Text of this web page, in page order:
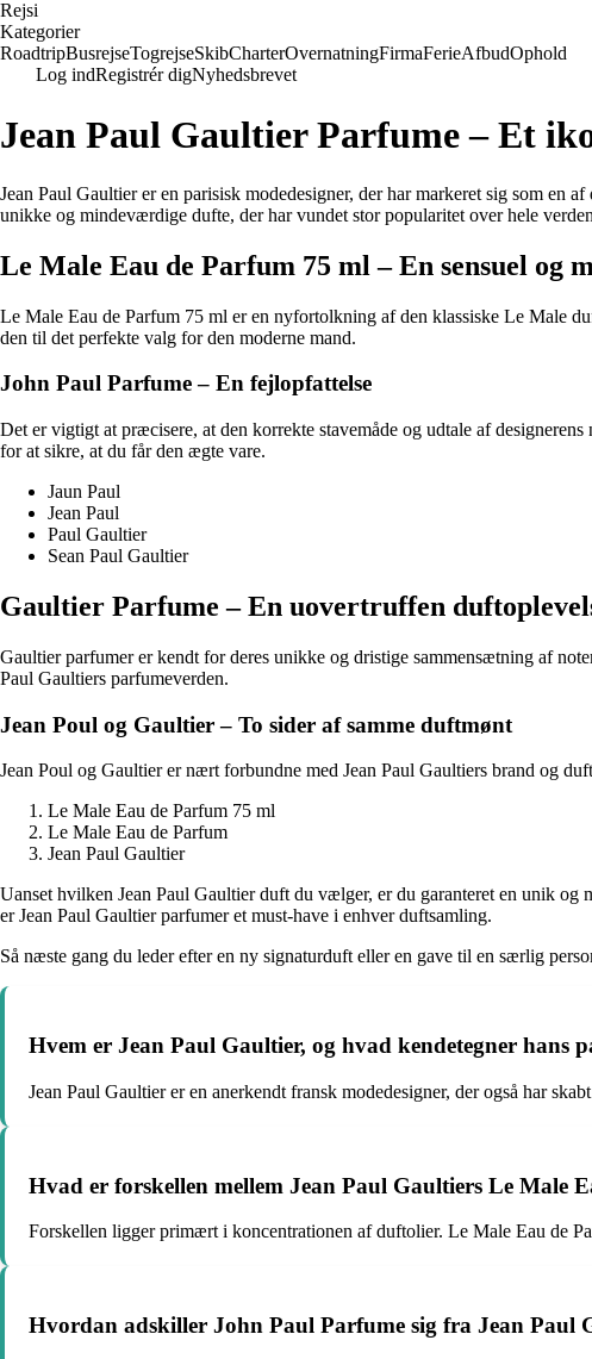
Rejsi
Kategorier
RoadtripBusrejseTogrejseSkibCharterOvernatningFirmaFerieAfbudOphold
Log indRegistrér digNyhedsbrevet
Jean Paul Gaultier Parfume – Et
Jean Paul Gaultier er en parisisk modedesigner, der har markeret sig som en
unikke og mindeværdige dufte, der har vundet stor popularitet over hele
Le Male Eau de Parfum 75 ml – En sensuel og
Le Male Eau de Parfum 75 ml er en nyfortolkning af den klassiske Le Male
den til det perfekte valg for den moderne mand.
John Paul Parfume – En fejlopfattelse
Det er vigtigt at præcisere, at den korrekte stavemåde og udtale af
for at sikre, at du får den ægte vare.
Jaun Paul
Jean Paul
Paul Gaultier
Sean Paul Gaultier
Gaultier Parfume – En uovertruffen
Gaultier parfumer er kendt for deres unikke og dristige sammensætning af
Paul Gaultiers parfumeverden.
Jean Poul og Gaultier – To sider af samme duftmønt
Jean Poul og Gaultier er nært forbundne med Jean Paul Gaultiers brand og
Le Male Eau de Parfum 75 ml
Le Male Eau de Parfum
Jean Paul Gaultier
Uanset hvilken Jean Paul Gaultier duft du vælger, er du garanteret en unik
er Jean Paul Gaultier parfumer et must-have i enhver duftsamling.
Så næste gang du leder efter en ny signaturduft eller en gave til en særlig
Hvem er Jean Paul Gaultier, og hvad kendetegner hans
Jean Paul Gaultier er en anerkendt fransk modedesigner, der også har
Hvad er forskellen mellem Jean Paul Gaultiers Le Male
Forskellen ligger primært i koncentrationen af duftolier. Le Male Eau de
Hvordan adskiller John Paul Parfume sig fra Jean Paul